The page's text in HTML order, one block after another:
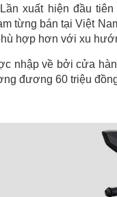
xuất hiện đầu
từng bán tại Việt
hợp hơn với xu
nhập về bởi cửa
đương 60 triệu